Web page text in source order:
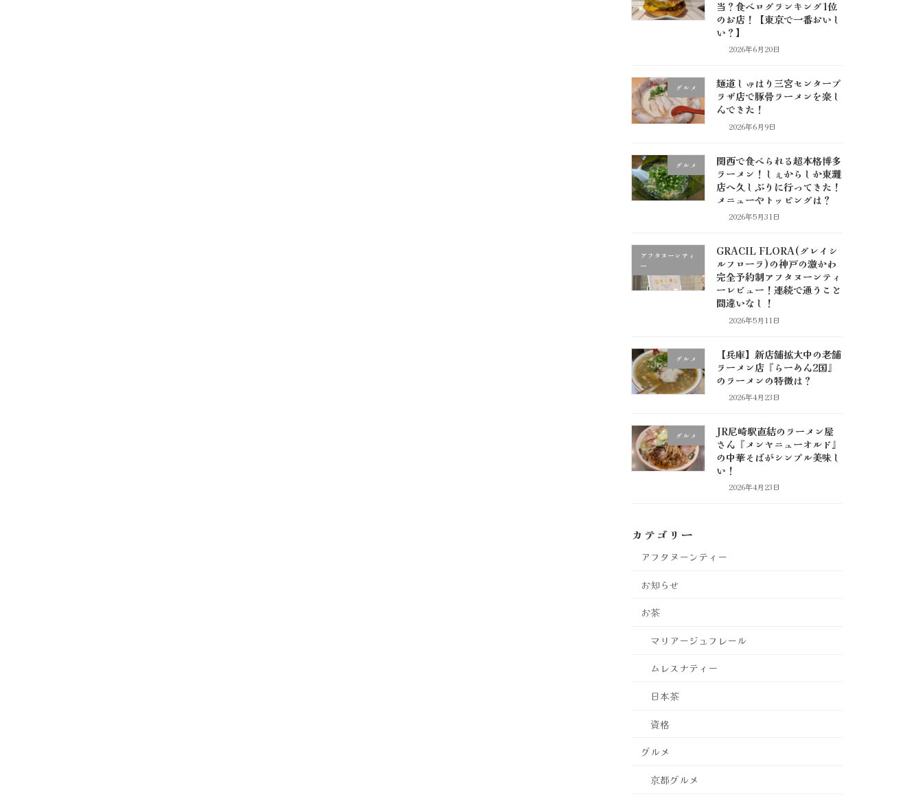
当？食べログランキング1位
のお店！【東京で一番おいし
い？】
2026年6月20日
グルメ
麺道しゅはり三宮センタープ
ラザ店で豚骨ラーメンを楽し
んできた！
2026年6月9日
グルメ
関西で食べられる超本格博多
ラーメン！しぇからしか東灘
店へ久しぶりに行ってきた！
メニューやトッピングは？
2026年5月31日
アフタヌーンティ
ー
GRACIL FLORA(グレイシ
ルフローラ)の神戸の激かわ
完全予約制アフタヌーンティ
ーレビュー！連続で通うこと
間違いなし！
2026年5月11日
グルメ
【兵庫】新店舗拡大中の老舗
ラーメン店『らーめん2国』
のラーメンの特徴は？
2026年4月23日
グルメ
JR尼崎駅直結のラーメン屋
さん『メンヤニューオルド』
の中華そばがシンプル美味し
い！
2026年4月23日
カテゴリー
アフタヌーンティー
お知らせ
お茶
マリアージュフレール
ムレスナティー
日本茶
資格
グルメ
京都グルメ